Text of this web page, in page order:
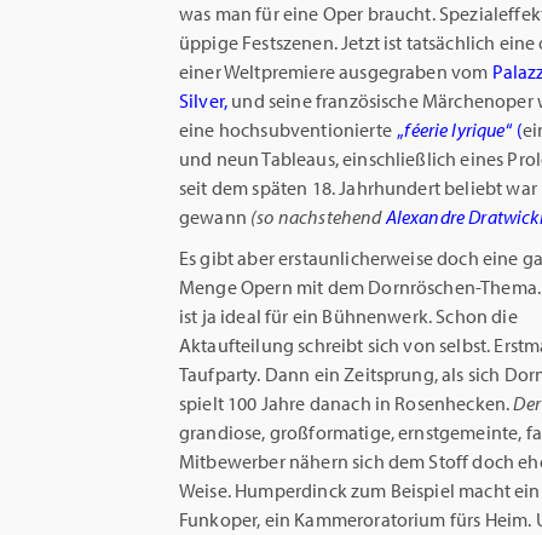
was man für eine Oper braucht.
üppige Festszenen. Jetzt ist tatsächlich
einer Weltpremiere ausgegraben vom
Silver, und seine französische
eine hochsubventionierte „féerie lyrique“ (
und neun Tableaus, einschließlich eines
seit dem späten 18. Jahrhundert beliebt
gewann (so nachstehendAlexandre
Es gibt aber erstaunlicherweise doch eine
Menge Opern mit dem Dornröschen-
ist ja ideal für ein Bühnenwerk. Schon die
Aktaufteilung schreibt sich von selbst.
Taufparty. Dann ein Zeitsprung, als sich
spielt 100 Jahre danach in Rosenhecken.
grandiose, großformatige, ernstgemeinte,
Mitbewerber nähern sich dem Stoff doch
Weise. Humperdinck zum Beispiel macht
Funkoper, ein Kammeroratorium fürs